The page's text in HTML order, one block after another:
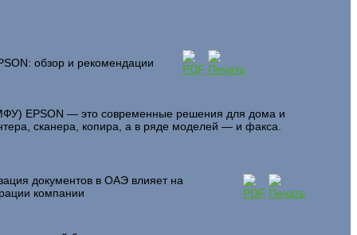
обзор и рекомендации
EPSON — это современные решения для дома и
сканера, копира, а в ряде моделей — и факса.
документов в ОАЭ влияет на
компании